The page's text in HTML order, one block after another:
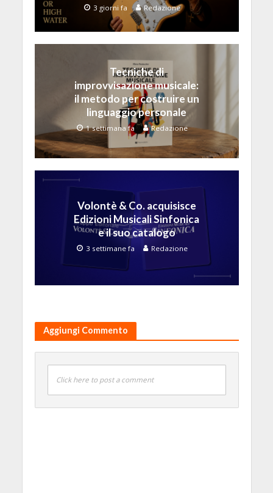
3 giorni fa Redazione
Tecniche di
improvvisazione musicale:
il metodo per costruire un
linguaggio personale
1 settimana fa Redazione
Volontè & Co. acquisisce
Edizioni Musicali Sinfonica
e il suo catalogo
3 settimane fa Redazione
Aggiungi Commento
Click here to post a comment